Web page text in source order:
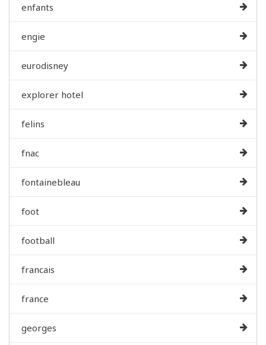
enfants
engie
eurodisney
explorer hotel
felins
fnac
fontainebleau
foot
football
francais
france
georges